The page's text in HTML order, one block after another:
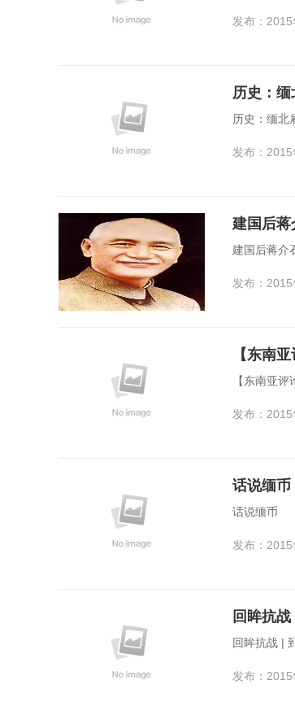
发布：2015
历史：
历史：缅北
发布：2015
建国后蒋介
发布：2015
【东南
【东南亚
发布：2015
话说缅币
话说缅币
发布：2015
回眸抗
回眸抗战 |
发布：2015